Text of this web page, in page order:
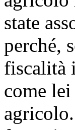
state
perché,
fiscalità
come